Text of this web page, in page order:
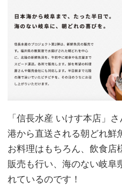
「信長水産 いけす本店」
港から直送される朝どれ鮮
お料理はもちろん、飲食店
販売も行い、海のない岐阜
れているのです！